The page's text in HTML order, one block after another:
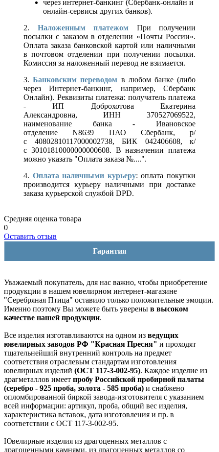
через интернет-банкинг (Сбербанк-онлайн и
онлайн-сервисы других банков).
2. Наложенным платежом При получении
посылки с заказом в отделении «Почты России».
Оплата заказа банковской картой или наличными
в почтовом отделении при получении посылки.
Комиссия за наложенный перевод не взимается.
3.Банковским переводом в любом банке (либо
через Интернет-банкинг, например, Сбербанк
Онлайн). Реквизиты платежа: получатель платежа
- ИП Доброхотова Екатерина
Александровна, ИНН 370527069522,
наименование банка - Ивановское
отделение N8639 ПАО Сбербанк, р/
с 40802810117000002738, БИК 042406608, к/
с 30101810000000000608. В назначении платежа
можно указать "Оплата заказа №....".
4. Оплата наличными курьеру: оплата покупки
производится курьеру наличными при доставке
заказа курьерской службой DPD.
Средняя оценка товара
0
Оставить отзыв
Гарантия
Уважаемый покупатель, для нас важно, чтобы приобретение
продукции в нашем ювелирном интернет-магазине
"Серебряная Птица" оставило только положительные эмоции.
Именно поэтому Вы можете быть уверены в высоком
качестве нашей продукции.
Все изделия изготавливаются на одном из ведущих
ювелирных заводов РФ "Красная Пресня" и проходят
тщательнейший внутренний контроль на предмет
соответствия отраслевым стандартам изготовления
ювелирных изделий (ОСТ 117-3-002-95). Каждое изделие из
драгметаллов имеет пробу Российской пробирной палаты
(серебро - 925 проба, золота - 585 проба) и снабжено
опломбированной биркой завода-изготовителя с указанием
всей информации: артикул, проба, общий вес изделия,
характеристика вставок, дата изготовления и пр. в
соответствии с ОСТ 117-3-002-95.
Ювелирные изделия из драгоценных металлов с
драгоценными камнями, из драгоценных металлов со